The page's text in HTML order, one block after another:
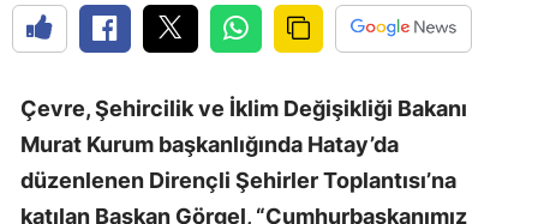
Çevre, Şehircilik ve İklim Değişikliği Bakanı
Murat Kurum başkanlığında Hatay’da
düzenlenen Dirençli Şehirler Toplantısı’na
katılan Başkan Görgel, “Cumhurbaşkanımız